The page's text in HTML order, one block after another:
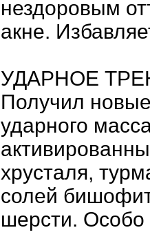
нездоровым
акне.
УДАРНОЕ
Получил
ударного
хрусталя,
солей
шерсти.